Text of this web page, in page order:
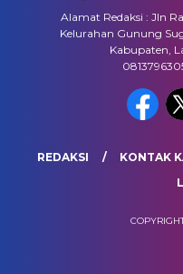
Alamat Redaksi : Jln
Kelurahan Gunung
Kabupaten,
REDAKSI KONTAK